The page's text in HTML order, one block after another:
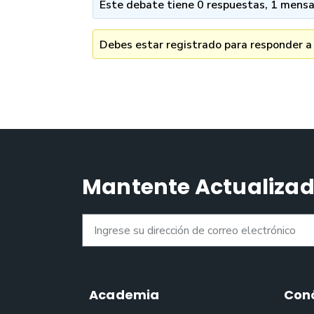
Este debate tiene 0 respuestas, 1
Debes estar registrado para responder
Mantente
Academia